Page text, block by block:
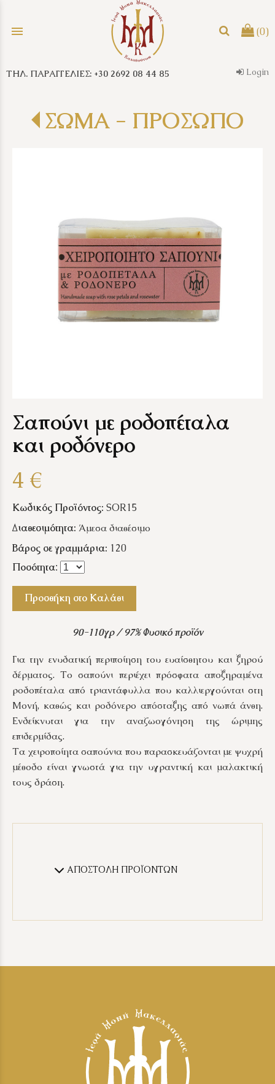
menu (0)
search
ΤΗΛ. ΠΑΡΑΓΓΕΛΙΕΣ: +30 2692 08 44 85 Login
ΣΩΜΑ - ΠΡΟΣΩΠΟ
Σαπούνι με ροδοπέταλα
και ροδόνερο
4 €
Κωδικός Προϊόντος: SOR15
Διαθεσιμότητα: Άμεσα διαθέσιμο
Βάρος σε γραμμάρια: 120
Ποσότητα:
Προσθήκη στο Καλάθι
90-110γρ / 97% Φυσικό προϊόν
Για την ενυδατική περιποίηση του ευαίσθητου και ξηρού
δέρματος. Το σαπούνι περιέχει πρόσφατα αποξηραμένα
ροδοπέταλα από τριαντάφυλλα που καλλιεργούνται στη
Μονή, καθώς και ροδόνερο απόσταξης από νωπά άνθη.
Ενδείκνυται για την αναζωογόνηση της ώριμης
επιδερμίδας.
Τα χειροποίητα σαπούνια που παρασκευάζονται με ψυχρή
μέθοδο είναι γνωστά για την υγραντική και μαλακτική
τους δράση.
ΑΠΟΣΤΟΛΗ ΠΡΟΪΟΝΤΩΝ